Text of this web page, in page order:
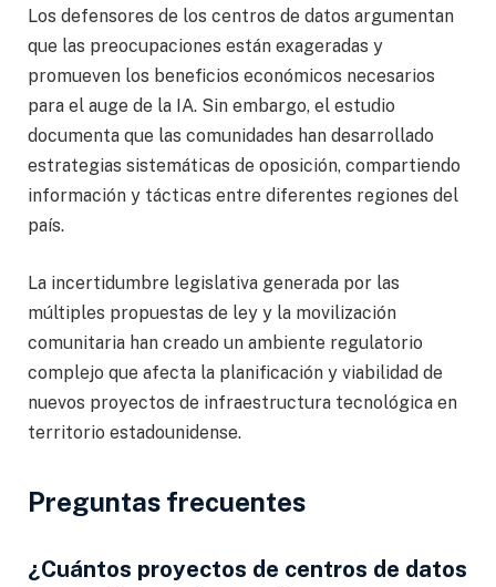
Los defensores de los centros de datos argumentan
que las preocupaciones están exageradas y
promueven los beneficios económicos necesarios
para el auge de la IA. Sin embargo, el estudio
documenta que las comunidades han desarrollado
estrategias sistemáticas de oposición, compartiendo
información y tácticas entre diferentes regiones del
país.
La incertidumbre legislativa generada por las
múltiples propuestas de ley y la movilización
comunitaria han creado un ambiente regulatorio
complejo que afecta la planificación y viabilidad de
nuevos proyectos de infraestructura tecnológica en
territorio estadounidense.
Preguntas frecuentes
¿Cuántos proyectos de centros de datos